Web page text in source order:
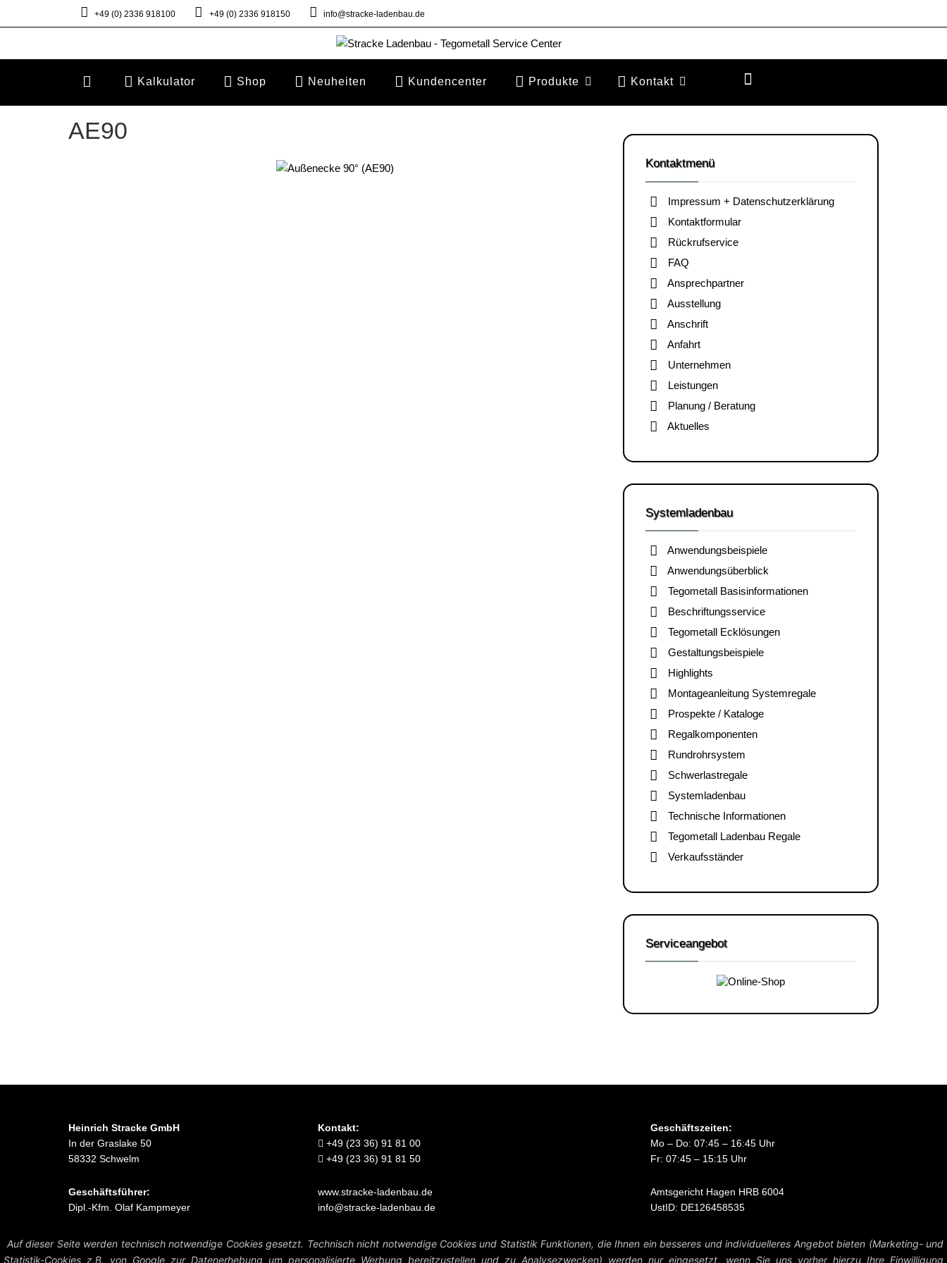
+49 (0) 2336 918100 +49 (0) 2336 918150 info@stracke-ladenbau.de
Kalkulator Shop Neuheiten Kundencenter Produkte Kontakt
AE90
Kontaktmenü
Impressum + Datenschutzerklärung
Kontaktformular
Rückrufservice
FAQ
Ansprechpartner
Ausstellung
Anschrift
Anfahrt
Unternehmen
Leistungen
Planung / Beratung
Aktuelles
Systemladenbau
Anwendungsbeispiele
Anwendungsüberblick
Tegometall Basisinformationen
Beschriftungsservice
Tegometall Ecklösungen
Gestaltungsbeispiele
Highlights
Montageanleitung Systemregale
Prospekte / Kataloge
Regalkomponenten
Rundrohrsystem
Schwerlastregale
Systemladenbau
Technische Informationen
Tegometall Ladenbau Regale
Verkaufsständer
Serviceangebot
Heinrich Stracke GmbH
In der Graslake 50
58332 Schwelm
Geschäftsführer:
Dipl.-Kfm. Olaf Kampmeyer
Kontakt:
+49 (23 36) 91 81 00
+49 (23 36) 91 81 50
www.stracke-ladenbau.de
info@stracke-ladenbau.de
Verkauf nur an Unternehmer, Gewerbetreibende, Freiberufler und öffentliche Institutionen.
Kein Verkauf an Verbraucher i.S.d. § 13 BGB.
Geschäftszeiten:
Mo – Do: 07:45 – 16:45 Uhr
Fr: 07:45 – 15:15 Uhr
Amtsgericht Hagen HRB 6004
UstID: DE126458535
Preise zzgl. MwSt. und Versandkosten.
Auf dieser Seite werden technisch notwendige Cookies gesetzt. Technisch nicht notwendige Cookies und Statistik Funktionen, die Ihnen ein besseres und individuelleres Angebot bieten (Marketing- und
Statistik-Cookies z.B. von Google zur Datenerhebung um personalisierte Werbung bereitzustellen und zu Analysezwecken) werden nur eingesetzt, wenn Sie uns vorher hierzu Ihre Einwilligung